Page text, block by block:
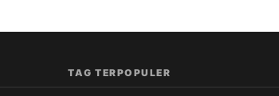
TAG TERPOPULER